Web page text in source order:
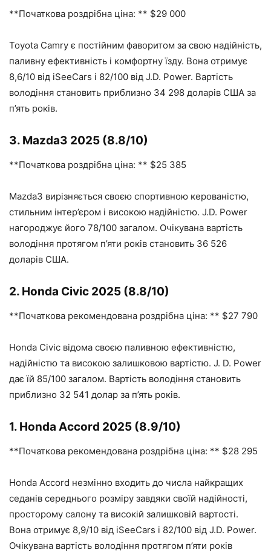
**Початкова роздрібна ціна: ** $29 000
Toyota Camry є постійним фаворитом за свою надійність,
паливну ефективність і комфортну їзду. Вона отримує
8,6/10 від iSeeCars і 82/100 від J.D. Power. Вартість
володіння становить приблизно 34 298 доларів США за
п’ять років.
3. Mazda3 2025 (8.8/10)
**Початкова роздрібна ціна: ** $25 385
Mazda3 вирізняється своєю спортивною керованістю,
стильним інтер’єром і високою надійністю. J.D. Power
нагороджує його 78/100 загалом. Очікувана вартість
володіння протягом п’яти років становить 36 526
доларів США.
2. Honda Civic 2025 (8.8/10)
**Початкова рекомендована роздрібна ціна: ** $27 790
Honda Civic відома своєю паливною ефективністю,
надійністю та високою залишковою вартістю. J. D. Power
дає їй 85/100 загалом. Вартість володіння становить
приблизно 32 541 долар за п’ять років.
1. Honda Accord 2025 (8.9/10)
**Початкова рекомендована роздрібна ціна: ** $28 295
Honda Accord незмінно входить до числа найкращих
седанів середнього розміру завдяки своїй надійності,
просторому салону та високій залишковій вартості.
Вона отримує 8,9/10 від iSeeCars і 82/100 від J.D. Power.
Очікувана вартість володіння протягом п’яти років